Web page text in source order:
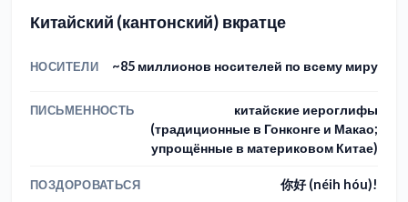
Китайский (кантонский) вкратце
НОСИТЕЛИ ~85 миллионов носителей по всему миру
ПИСЬМЕННОСТЬ
китайские иероглифы
(традиционные в Гонконге и Макао;
упрощённые в материковом Китае)
ПОЗДОРОВАТЬСЯ 你好 (néih hóu)!